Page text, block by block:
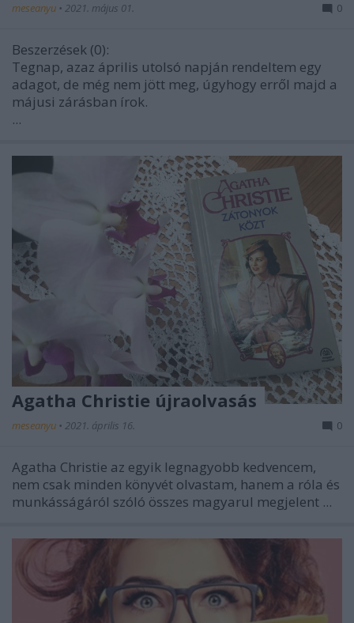
meseanyu • 2021. május 01. 0
Beszerzések (0):
Tegnap, azaz április utolsó napján rendeltem egy
adagot, de még nem jött meg, úgyhogy erről majd a
májusi zárásban írok.
...
Agatha Christie újraolvasás
meseanyu • 2021. április 16. 0
Agatha Christie az egyik legnagyobb kedvencem,
nem csak minden könyvét olvastam, hanem a róla és
munkásságáról szóló összes magyarul megjelent ...